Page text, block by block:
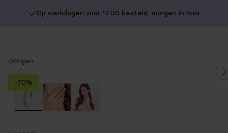
Op werkdagen voor 17:00 besteld, morgen in huis
You
are
here:
Ringen
-70%